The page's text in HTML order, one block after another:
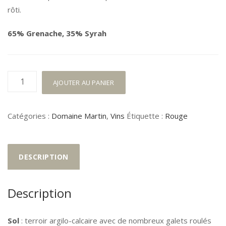
rôti.
65% Grenache, 35% Syrah
quantité
Rouge
AJOUTER AU PANIER
Catégories : Domaine Martin, Vins Étiquette : Rouge
DESCRIPTION
Description
Sol : terroir argilo-calcaire avec de nombreux galets roulés